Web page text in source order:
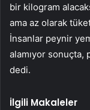
bir kilogram
ama az olarak
İnsanlar peynir
alamıyor sonuçta,
dedi.
İlgili Makaleler